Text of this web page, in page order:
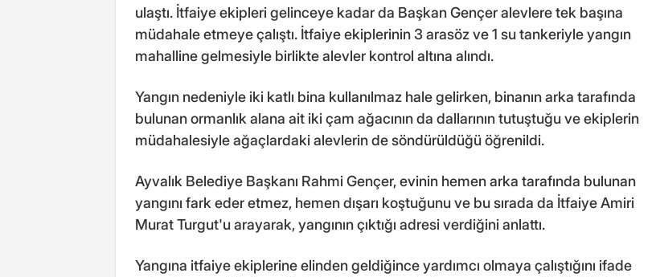
ulaştı. İtfaiye ekipleri gelinceye kadar da Başkan Gençer alevlere tek başına
müdahale etmeye çalıştı. İtfaiye ekiplerinin 3 arasöz ve 1 su tankeriyle yangın
mahalline gelmesiyle birlikte alevler kontrol altına alındı.
Yangın nedeniyle iki katlı bina kullanılmaz hale gelirken, binanın arka tarafında
bulunan ormanlık alana ait iki çam ağacının da dallarının tutuştuğu ve ekiplerin
müdahalesiyle ağaçlardaki alevlerin de söndürüldüğü öğrenildi.
Ayvalık Belediye Başkanı Rahmi Gençer, evinin hemen arka tarafında bulunan
yangını fark eder etmez, hemen dışarı koştuğunu ve bu sırada da İtfaiye Amiri
Murat Turgut'u arayarak, yangının çıktığı adresi verdiğini anlattı.
Yangına itfaiye ekiplerine elinden geldiğince yardımcı olmaya çalıştığını ifade